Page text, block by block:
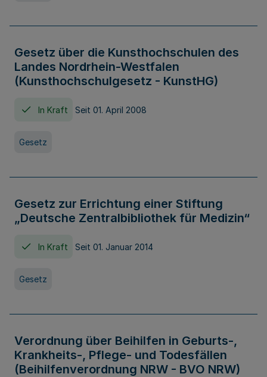
Gesetz über die Kunsthochschulen des
Landes Nordrhein-Westfalen
(Kunsthochschulgesetz - KunstHG)
In Kraft Seit 01. April 2008
Gesetz
Gesetz zur Errichtung einer Stiftung
„Deutsche Zentralbibliothek für Medizin“
In Kraft Seit 01. Januar 2014
Gesetz
Verordnung über Beihilfen in Geburts-,
Krankheits-, Pflege- und Todesfällen
(Beihilfenverordnung NRW - BVO NRW)